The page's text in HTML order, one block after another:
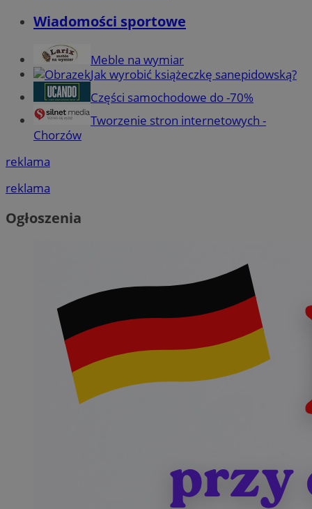
Wiadomości sportowe
Meble na wymiar
Jak wyrobić książeczkę sanepidowską?
Części samochodowe do -70%
Tworzenie stron internetowych -
Chorzów
reklama
reklama
Ogłoszenia